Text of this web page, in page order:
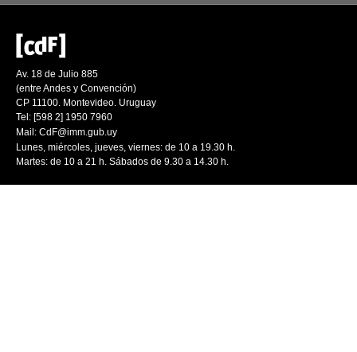
Av. 18 de Julio 885
(entre Andes y Convención)
CP 11100. Montevideo. Uruguay
Tel: [598 2] 1950 7960
Mail: CdF@imm.gub.uy
Lunes, miércoles, jueves, viernes: de 10 a 19.30 h.
Martes: de 10 a 21 h. Sábados de 9.30 a 14.30 h.